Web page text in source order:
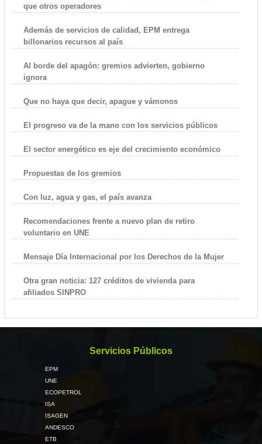
que otros operadores
Además de servicios de calidad, EPM entrega
billonarios recursos al país
Al borde del apagón: gremios advierten, gobierno
ignora
Que no haya que decir, apague y vámonos
El progreso va de la mano con los servicios públicos
El sector energético es eje del crecimiento económico
Propuestas de los gremios
Con luz, agua y gas, el país avanza
Recomendaciones frente a nuevo plan de retiro
voluntario en UNE
Mensaje Día Internacional por los Derechos de la Mujer
Otra gran noticia: 127 créditos de vivienda para
afiliados SINPRO
Servicios Públicos
EPM
UNE
ECOPETROL
ISA
ISAGEN
ANDESCO
ETB